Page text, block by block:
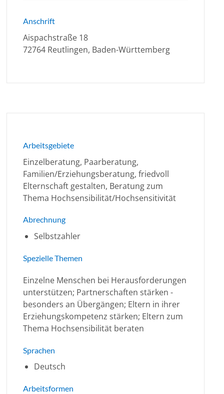
Anschrift
Aispachstraße 18
72764 Reutlingen, Baden-Württemberg
Arbeitsgebiete
Einzelberatung, Paarberatung,
Familien/Erziehungsberatung, friedvoll
Elternschaft gestalten, Beratung zum
Thema Hochsensibilität/Hochsensitivität
Abrechnung
Selbstzahler
Spezielle Themen
Einzelne Menschen bei Herausforderungen
unterstützen; Partnerschaften stärken -
besonders an Übergängen; Eltern in ihrer
Erziehungskompetenz stärken; Eltern zum
Thema Hochsensibilität beraten
Sprachen
Deutsch
Arbeitsformen